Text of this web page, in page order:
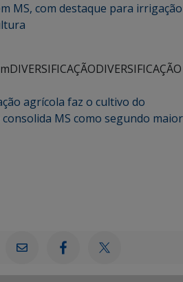
MS, com destaque para irrigação
DIVERSIFICAÇÃODIVERSIFICAÇÃO
agrícola faz o cultivo do
MS como segundo maior